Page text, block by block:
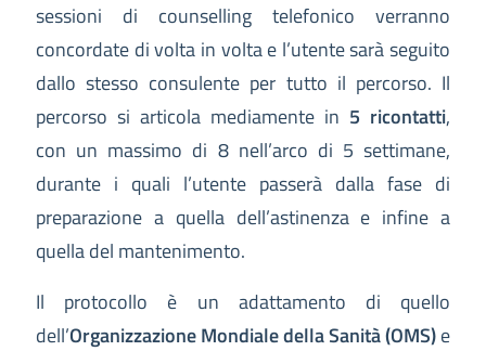
sessioni di counselling telefonico verranno
concordate di volta in volta e l’utente sarà seguito
dallo stesso consulente per tutto il percorso. Il
percorso si articola mediamente in 5 ricontatti,
con un massimo di 8 nell’arco di 5 settimane,
durante i quali l’utente passerà dalla fase di
preparazione a quella dell’astinenza e infine a
quella del mantenimento.
Il protocollo è un adattamento di quello
dell’Organizzazione Mondiale della Sanità (OMS)e